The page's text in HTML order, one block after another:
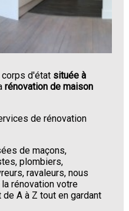
corps d'état située à
rénovation de maison
de rénovation
de maçons,
plombiers,
ravaleurs, nous
rénovation votre
A à Z tout en gardant